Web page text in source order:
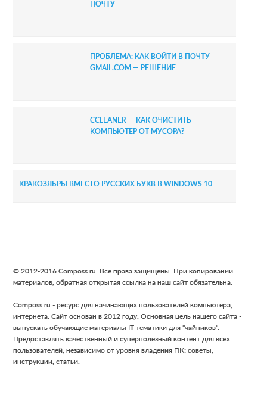
ПОЧТУ
ПРОБЛЕМА: КАК ВОЙТИ В ПОЧТУ
GMAIL.COM — РЕШЕНИЕ
CCLEANER — КАК ОЧИСТИТЬ
КОМПЬЮТЕР ОТ МУСОРА?
КРАКОЗЯБРЫ ВМЕСТО РУССКИХ БУКВ В WINDOWS 10
Footer
© 2012-2016 Composs.ru. Все права защищены. При копировании
материалов, обратная открытая ссылка на наш сайт обязательна.
Composs.ru - ресурс для начинающих пользователей компьютера,
интернета. Сайт основан в 2012 году. Основная цель нашего сайта -
выпускать обучающие материалы IT-тематики для "чайников".
Предоставлять качественный и суперполезный контент для всех
пользователей, независимо от уровня владения ПК: советы,
инструкции, статьи.